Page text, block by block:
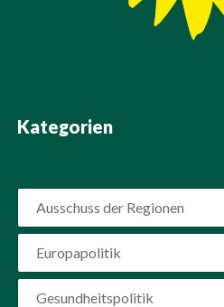
Kategorien
Ausschuss der Regionen
Europapolitik
Gesundheitspolitik